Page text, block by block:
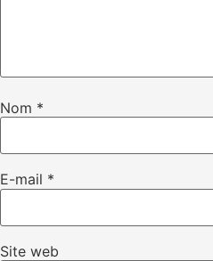
Nom *
E-mail *
Site web